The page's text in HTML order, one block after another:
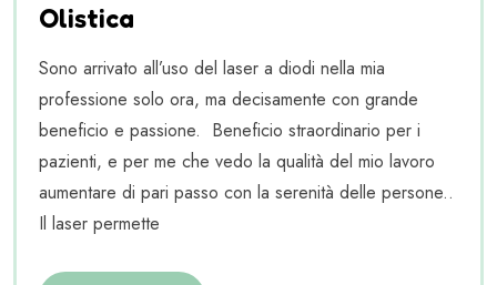
Olistica
Sono arrivato all’uso del laser a diodi nella mia
professione solo ora, ma decisamente con grande
beneficio e passione. Beneficio straordinario per i
pazienti, e per me che vedo la qualità del mio lavoro
aumentare di pari passo con la serenità delle persone..
Il laser permette